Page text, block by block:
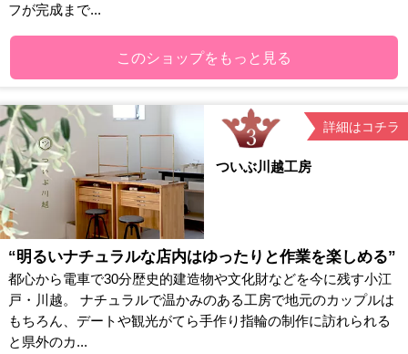
フが完成まで...
このショップをもっと見る
詳細はコチラ
ついぶ川越工房
“明るいナチュラルな店内はゆったりと作業を楽しめる”
都心から電車で30分歴史的建造物や文化財などを今に残す小江
戸・川越。 ナチュラルで温かみのある工房で地元のカップルは
もちろん、デートや観光がてら手作り指輪の制作に訪れられる
と県外のカ...